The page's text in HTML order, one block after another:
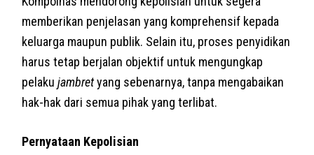
memberikan penjelasan yang komprehensif kepada
keluarga maupun publik. Selain itu, proses penyidikan
harus tetap berjalan objektif untuk mengungkap
pelakujambretyang sebenarnya, tanpa mengabaikan
hak-hak dari semua pihak yang terlibat.
Pernyataan Kepolisian